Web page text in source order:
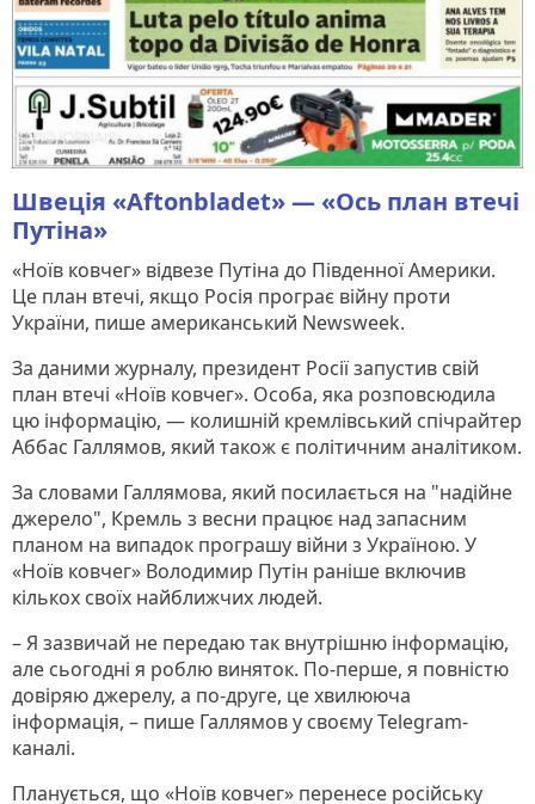
Швеція «Aftonbladet» — «Ось план втечі
Путіна»
«Ноїв ковчег» відвезе Путіна до Південної Америки.
Це план втечі, якщо Росія програє війну проти
України, пише американський Newsweek.
За даними журналу, президент Росії запустив свій
план втечі «Ноїв ковчег». Особа, яка розповсюдила
цю інформацію, — колишній кремлівський спічрайтер
Аббас Галлямов, який також є політичним аналітиком.
За словами Галлямова, який посилається на "надійне
джерело", Кремль з весни працює над запасним
планом на випадок програшу війни з Україною. У
«Ноїв ковчег» Володимир Путін раніше включив
кількох своїх найближчих людей.
– Я зазвичай не передаю так внутрішню інформацію,
але сьогодні я роблю виняток. По-перше, я повністю
довіряю джерелу, а по-друге, це хвилююча
інформація, – пише Галлямов у своєму Telegram-
каналі.
Планується, що «Ноїв ковчег» перенесе російську